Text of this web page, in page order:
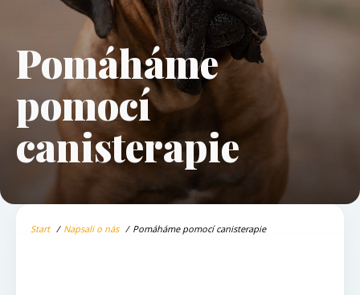
Pomáháme
pomocí
canisterapie
Start Napsali o nás Pomáháme pomocí canisterapie